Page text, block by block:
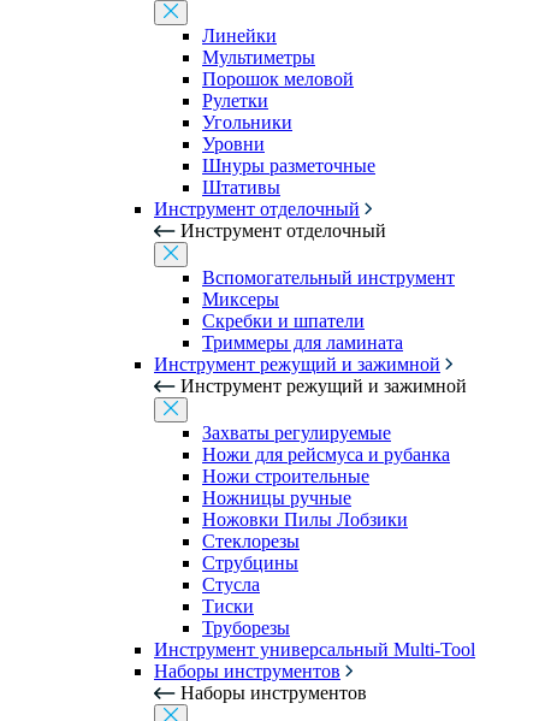
Линейки
Мультиметры
Порошок меловой
Рулетки
Угольники
Уровни
Шнуры разметочные
Штативы
Инструмент отделочный
Инструмент отделочный
Вспомогательный инструмент
Миксеры
Скребки и шпатели
Триммеры для ламината
Инструмент режущий и зажимной
Инструмент режущий и зажимной
Захваты регулируемые
Ножи для рейсмуса и рубанка
Ножи строительные
Ножницы ручные
Ножовки Пилы Лобзики
Стеклорезы
Струбцины
Стусла
Тиски
Труборезы
Инструмент универсальный Multi-Tool
Наборы инструментов
Наборы инструментов